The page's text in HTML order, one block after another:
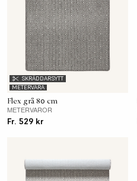
SKRÄDDARSYTT
METERVARA
Flex grå 80 cm
METERVAROR
Fr. 529 kr